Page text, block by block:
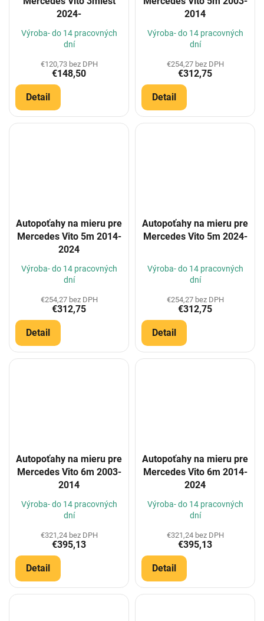
2024-
Výroba- do 14 pracovných
dní
€120,73 bez DPH
€148,50
Detail
2014
Výroba- do 14 pracovných
dní
€254,27 bez DPH
€312,75
Detail
Autopoťahy na mieru pre
Mercedes Vito 5m 2014-
2024
Výroba- do 14 pracovných
dní
€254,27 bez DPH
€312,75
Detail
Autopoťahy na mieru pre
Mercedes Vito 5m 2024-
Výroba- do 14 pracovných
dní
€254,27 bez DPH
€312,75
Detail
Autopoťahy na mieru pre
Mercedes Vito 6m 2003-
2014
Výroba- do 14 pracovných
dní
€321,24 bez DPH
€395,13
Detail
Autopoťahy na mieru pre
Mercedes Vito 6m 2014-
2024
Výroba- do 14 pracovných
dní
€321,24 bez DPH
€395,13
Detail